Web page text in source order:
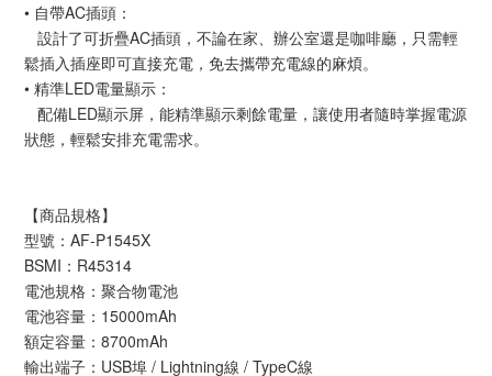
• 自帶AC插頭：
設計了可折疊AC插頭，不論在家、辦公室還是咖啡廳，只需輕
鬆插入插座即可直接充電，免去攜帶充電線的麻煩。
• 精準LED電量顯示：
配備LED顯示屏，能精準顯示剩餘電量，讓使用者隨時掌握電源
狀態，輕鬆安排充電需求。
【商品規格】
型號：AF-P1545X
BSMI：R45314
電池規格：聚合物電池
電池容量：15000mAh
額定容量：8700mAh
輸出端子：USB埠 / Lightning線 / TypeC線